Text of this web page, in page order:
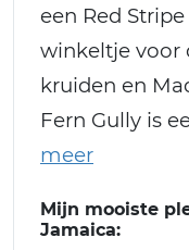
een Red
winkeltje voor
kruiden en
Fern Gully is
Mijn mooiste
Jamaica: